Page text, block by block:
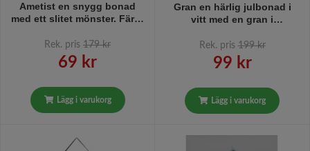
Ametist en snygg bonad
med ett slitet mönster. Färg:
Rek. pris 179 kr
69 kr
Lägg i varukorg
Gran en härlig julbonad i
vitt med en gran i
mått 50 x 70 cm.
Rek. pris 199 kr
99 kr
Lägg i varukorg